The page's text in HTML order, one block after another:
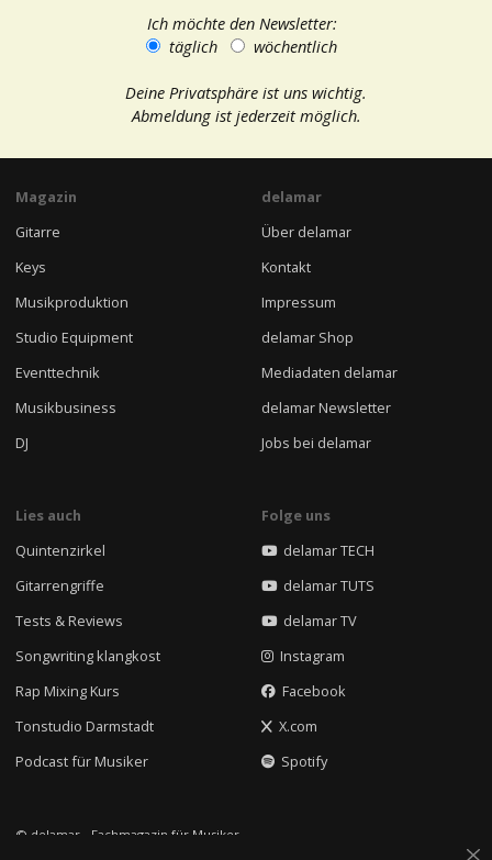
Ich möchte den Newsletter:
täglich
wöchentlich
Deine Privatsphäre ist uns wichtig.
Abmeldung ist jederzeit möglich.
Magazin
Gitarre
Keys
Musikproduktion
Studio Equipment
Eventtechnik
Musikbusiness
DJ
delamar
Über delamar
Kontakt
Impressum
delamar Shop
Mediadaten delamar
delamar Newsletter
Jobs bei delamar
Lies auch
Quintenzirkel
Gitarrengriffe
Tests & Reviews
Songwriting klangkost
Rap Mixing Kurs
Tonstudio Darmstadt
Podcast für Musiker
Folge uns
delamar TECH
delamar TUTS
delamar TV
Instagram
Facebook
X.com
Spotify
© delamar - Fachmagazin für Musiker